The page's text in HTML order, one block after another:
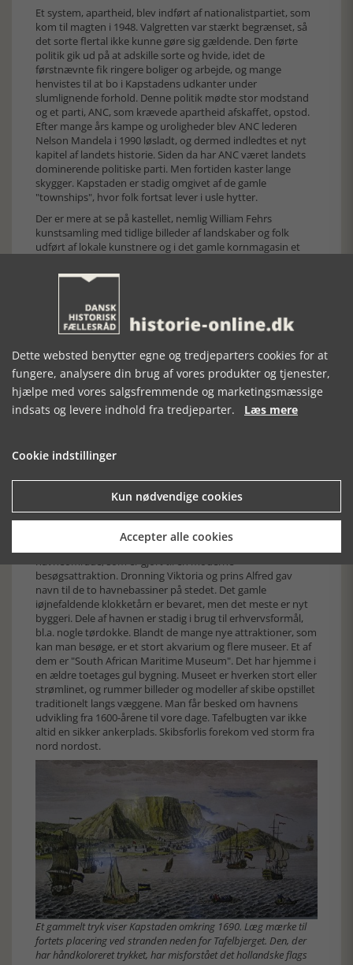
Et system, apartheid, blev indført af nationalistpartiet, som
kom til magten i 1948. Valgretten var stærkt begrænset, så
det sorte flertal ikke kunne gøre sig gældende. Den førte
politik gik ud på at adskille sorte og hvide, idet de
førstnævnte fik ringere boliger og arbejde, og mange
henvistes til at bo i Kapstadens udkanter under
slumlignende forhold. Denne politik mødte stor modstand
og et parti, ANC, som krævede apartheid afskaffet, opstod.
Efter mange års kampe og uroligheder blev ANC lederen
Nelson Mandela i 1990 løsladt, og dermed indledtes et nyt
kapitel af landets historie. Siden da har ANC været landets
dominerende politiske parti. Men fortiden kaster lange
skygger. Kapstaden er stadig omgivet af de gamle
"townships", hvor folk fortsat lever i usle hytter.
Der er mere at se på kastellet, nemlig William Fehrs
kunstsamling med tidlige billeder af landskaber og folk
udført af lokale kunstnere og i det gamle kornmagasin et
restaurant. Mens museumsbutikken kan tilbyde lokale
som fik Nobels fredspris ved afskaffelsen af apartheid. Fra
venstre høvding Albert Luthuli, ærkebiskop Desmond Tutu,
præsident Frederic de Klerk og ANC leder Nelson Mandela. foto
"Victoria and Alfred Waterfront" hedder det gamle
havneområde, som er gjort til en moderne
besøgsattraktion. Dronning Viktoria og prins Alfred gav
navn til de to havnebassiner på stedet. Det gamle
iøjnefaldende klokketårn er bevaret, men det meste er nyt
byggeri. Dele af havnen er stadig i brug til erhvervsformål,
bl.a. nogle tørdokke. Blandt de mange nye attraktioner, som
kan man besøge, er et stort akvarium og flere museer. Et af
dem er "South African Maritime Museum". Det har hjemme i
en ældre toetages gul bygning. Museet er hverken stort eller
strømlinet, og rummer billeder og modeller af skibe opstillet
traditionelt langs væggene. Man får besked om havnens
udvikling fra 1600-årene til vore dage. Tafelbugten var ikke
altid en sikker ankerplads. Skibsforlis forekom ved storm fra
nord nordost.
Et gammelt tryk viser Kapstaden omkring 1690. Læg mærke til
fortets placering ved stranden neden for Tafelbjerget. Den, der
har håndkoloreret trykket, har misforstået det hollandske flags
Dette websted benytter egne og tredjeparters cookies for at
fungere, analysere din brug af vores produkter og tjenester,
hjælpe med vores salgsfremmende og marketingsmæssige
indsats og levere indhold fra tredjeparter. Læs mere
Cookie indstillinger
Kun nødvendige cookies
Accepter alle cookies